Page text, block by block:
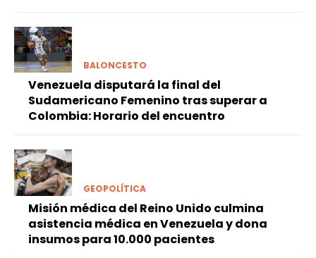
BALONCESTO
Venezuela disputará la final del
Sudamericano Femenino tras superar a
Colombia: Horario del encuentro
GEOPOLÍTICA
Misión médica del Reino Unido culmina
asistencia médica en Venezuela y dona
insumos para 10.000 pacientes